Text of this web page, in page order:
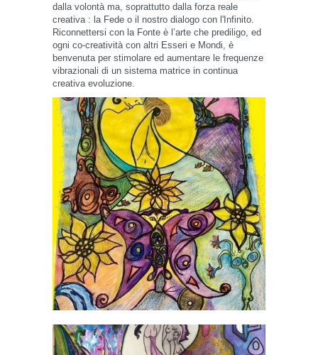
dalla volontà ma, soprattutto dalla forza reale
creativa : la Fede o il nostro dialogo con l'Infinito.
Riconnettersi con la Fonte è l’arte che prediligo, ed
ogni co-creatività con altri Esseri e Mondi, è
benvenuta per stimolare ed aumentare le frequenze
vibrazionali di un sistema matrice in continua
creativa evoluzione.